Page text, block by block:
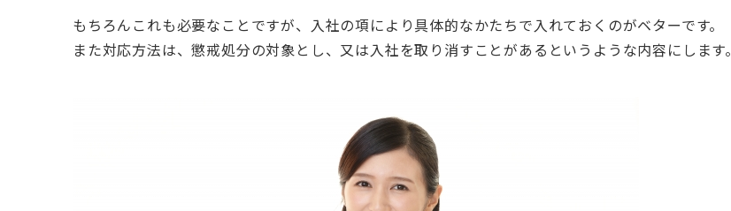
もちろんこれも必要なことですが、入社の項により具体的なかたちで入れておくのがベターです。
また対応方法は、懲戒処分の対象とし、又は入社を取り消すことがあるというような内容にします。